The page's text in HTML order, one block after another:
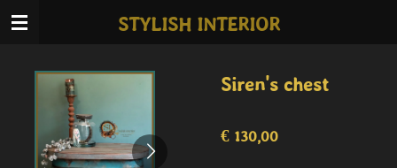
Ga
hoofdinhoud
STYLISH INTERIOR
Siren's chest
€ 130,00